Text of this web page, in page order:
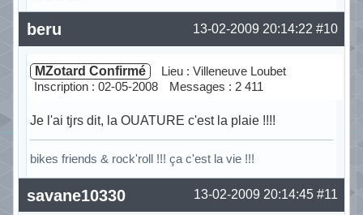
Hors ligne #10
13-02-2009 20:14:22
beru
MZotard Confirmé
Lieu : Villeneuve Loubet
Inscription : 02-05-2008
Messages : 2 411
Je l'ai tjrs dit, la OUATURE c'est la plaie !!!!
bikes friends & rock'roll !!! ça c'est la vie !!!
Hors ligne #11
13-02-2009 20:14:45
savane10330